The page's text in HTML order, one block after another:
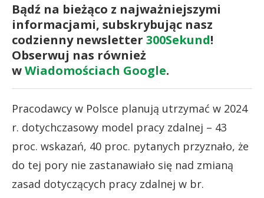
Bądź na bieżąco z najważniejszymi
informacjami, subskrybując nasz
codzienny newsletter 300Sekund!
Obserwuj nas również
wWiadomościach Google.
Pracodawcy w Polsce planują utrzymać w 2024
r. dotychczasowy model pracy zdalnej – 43
proc. wskazań, 40 proc. pytanych przyznało, że
do tej pory nie zastanawiało się nad zmianą
zasad dotyczących pracy zdalnej w br.